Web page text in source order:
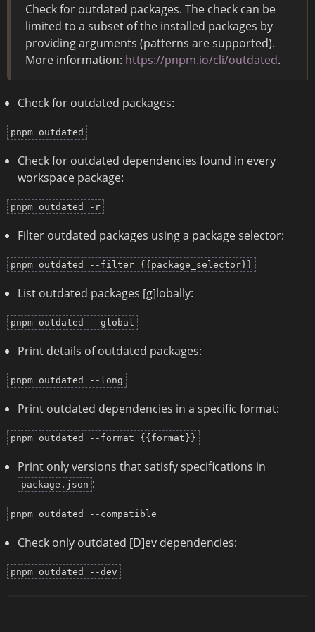
Check for outdated packages. The check can be
limited to a subset of the installed packages by
providing arguments (patterns are supported).
More information: https://pnpm.io/cli/outdated.
Check for outdated packages:
pnpm outdated
Check for outdated dependencies found in every
workspace package:
pnpm outdated -r
Filter outdated packages using a package selector:
pnpm outdated --filter {{package_selector}}
List outdated packages [g]lobally:
pnpm outdated --global
Print details of outdated packages:
pnpm outdated --long
Print outdated dependencies in a specific format:
pnpm outdated --format {{format}}
Print only versions that satisfy specifications in
package.json :
pnpm outdated --compatible
Check only outdated [D]ev dependencies:
pnpm outdated --dev